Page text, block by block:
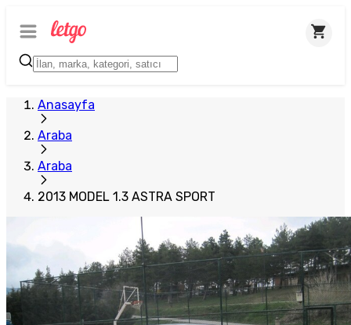
Anasayfa
Araba
Araba
2013 MODEL 1.3 ASTRA SPORT